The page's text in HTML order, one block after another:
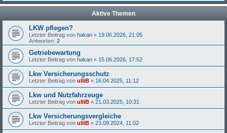
Aktive Themen
LKW pflegen?
Letzter Beitrag von hakan « 19.06.2026, 21:05
Antworten: 2
Getriebewartung
Letzter Beitrag von hakan « 15.06.2026, 17:52
Lkw Versicherungsschutz
Letzter Beitrag von ulliB « 16.04.2025, 11:12
Lkw und Nutzfahrzeuge
Letzter Beitrag von ulliB « 21.03.2025, 10:31
Lkw Versicherungsvergleiche
Letzter Beitrag von ulliB « 23.09.2024, 11:02